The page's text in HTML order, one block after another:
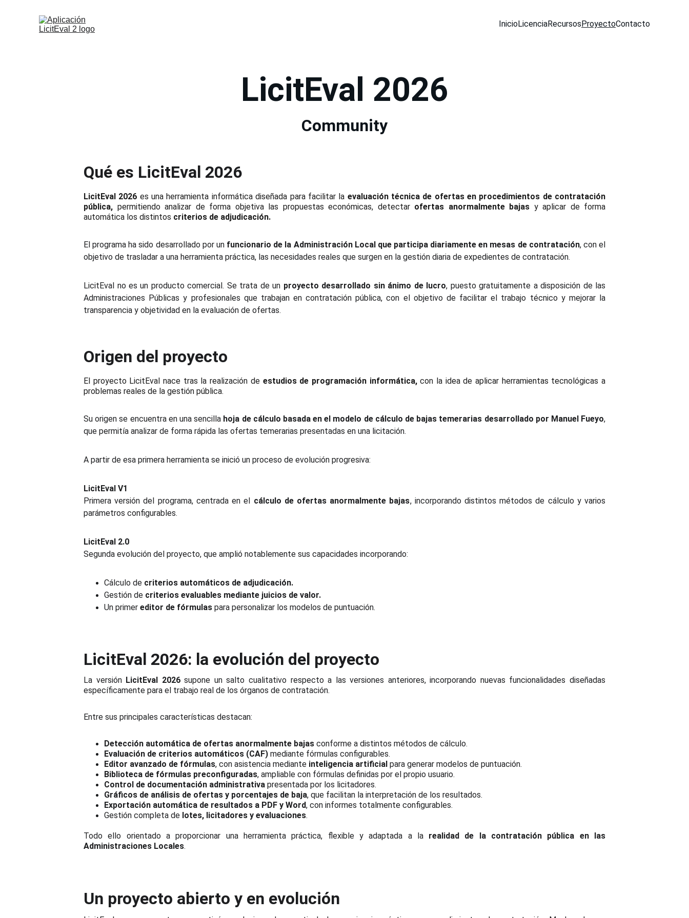
InicioLicenciaRecursosProyectoContacto
LicitEval 2026
Community
Qué es LicitEval 2026
LicitEval 2026 es una herramienta informática diseñada para facilitar la evaluación técnica de ofertas en procedimientos de contratación
pública, permitiendo analizar de forma objetiva las propuestas económicas, detectar ofertas anormalmente bajas y aplicar de forma
automática los distintos criterios de adjudicación.
El programa ha sido desarrollado por un funcionario de la Administración Local que participa diariamente en mesas de contratación, con el
objetivo de trasladar a una herramienta práctica, las necesidades reales que surgen en la gestión diaria de expedientes de contratación.
LicitEval no es un producto comercial. Se trata de un proyecto desarrollado sin ánimo de lucro, puesto gratuitamente a disposición de las
Administraciones Públicas y profesionales que trabajan en contratación pública, con el objetivo de facilitar el trabajo técnico y mejorar la
transparencia y objetividad en la evaluación de ofertas.
Origen del proyecto
El proyecto LicitEval nace tras la realización de estudios de programación informática,con la idea de aplicar herramientas tecnológicas a
problemas reales de la gestión pública.
Su origen se encuentra en una sencilla hoja de cálculo basada en el modelo de cálculo de bajas temerarias desarrollado por Manuel Fueyo,
que permitía analizar de forma rápida las ofertas temerarias presentadas en una licitación.
A partir de esa primera herramienta se inició un proceso de evolución progresiva:
LicitEval V1
Primera versión del programa, centrada en el cálculo de ofertas anormalmente bajas, incorporando distintos métodos de cálculo y varios
parámetros configurables.
LicitEval 2.0
Segunda evolución del proyecto, que amplió notablemente sus capacidades incorporando:
Cálculo de criterios automáticos de adjudicación.
Gestión de criterios evaluables mediante juicios de valor.
Un primereditor de fórmulas para personalizar los modelos de puntuación.
La versión LicitEval 2026 supone un salto cualitativo respecto a las versiones anteriores, incorporando nuevas funcionalidades diseñadas
específicamente para el trabajo real de los órganos de contratación.
Entre sus principales características destacan:
Detección automática de ofertas anormalmente bajas conforme a distintos métodos de cálculo.
Evaluación de criterios automáticos (CAF) mediante fórmulas configurables.
Editor avanzado de fórmulas, con asistencia mediante inteligencia artificial para generar modelos de puntuación.
Biblioteca de fórmulas preconfiguradas, ampliable con fórmulas definidas por el propio usuario.
Control de documentación administrativa presentada por los licitadores.
Gráficos de análisis de ofertas y porcentajes de baja, que facilitan la interpretación de los resultados.
Exportación automática de resultados a PDF y Word, con informes totalmente configurables.
Gestión completa de lotes, licitadores y evaluaciones.
Todo ello orientado a proporcionar una herramienta práctica, flexible y adaptada a la realidad de la contratación pública en las
Administraciones Locales.
LicitEval 2026: la evolución del proyecto
Un proyecto abierto y en evolución